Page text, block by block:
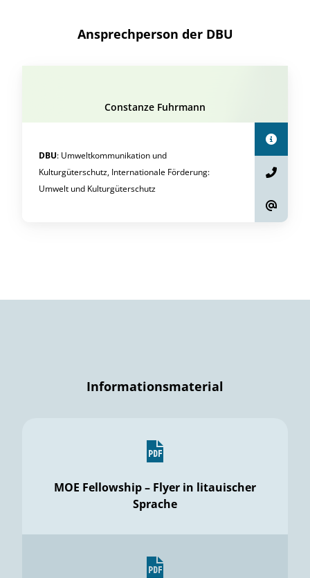
Ansprechperson der DBU
Constanze Fuhrmann
DBU: Umweltkommunikation und
Kulturgüterschutz, Internationale Förderung:
Umwelt und Kulturgüterschutz
Informationsmaterial
MOE Fellowship – Flyer in litauischer
Sprache